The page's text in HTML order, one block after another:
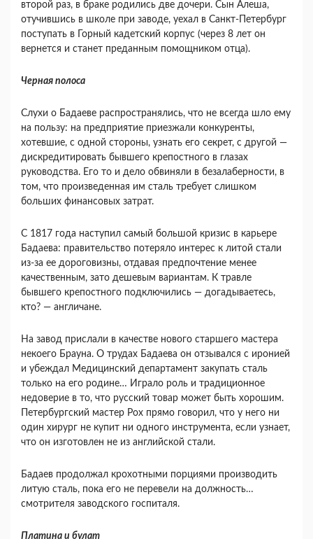
второй раз, в браке родились две дочери. Сын Алеша,
отучившись в школе при заводе, уехал в Санкт-Петербург
поступать в Горный кадетский корпус (через 8 лет он
вернется и станет преданным помощником отца).
Черная полоса
Слухи о Бадаеве распространялись, что не всегда шло ему
на пользу: на предприятие приезжали конкуренты,
хотевшие, с одной стороны, узнать его секрет, с другой —
дискредитировать бывшего крепостного в глазах
руководства. Его то и дело обвиняли в безалаберности, в
том, что произведенная им сталь требует слишком
больших финансовых затрат.
С 1817 года наступил самый большой кризис в карьере
Бадаева: правительство потеряло интерес к литой стали
из-за ее дороговизны, отдавая предпочтение менее
качественным, зато дешевым вариантам. К травле
бывшего крепостного подключились — догадываетесь,
кто? — англичане.
На завод прислали в качестве нового старшего мастера
некоего Брауна. О трудах Бадаева он отзывался с иронией
и убеждал Медицинский департамент закупать сталь
только на его родине… Играло роль и традиционное
недоверие в то, что русский товар может быть хорошим.
Петербургский мастер Рох прямо говорил, что у него ни
один хирург не купит ни одного инструмента, если узнает,
что он изготовлен не из английской стали.
Бадаев продолжал крохотными порциями производить
литую сталь, пока его не перевели на должность…
смотрителя заводского госпиталя.
Платина и булат